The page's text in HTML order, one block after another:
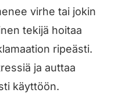
virhe tai jokin
tekijä hoitaa
ripeästi.
ja auttaa
käyttöön.